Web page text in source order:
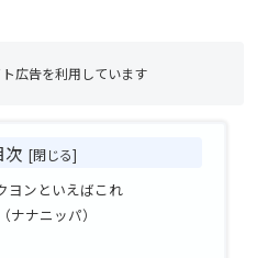
広告を利用しています
次
ヨンといえばこれ
ナナニッパ）